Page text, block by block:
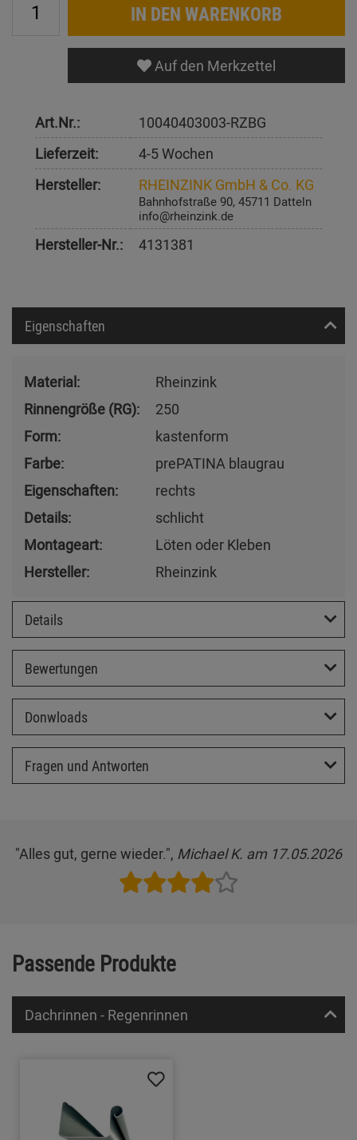
IN DEN WARENKORB
Auf den Merkzettel
Art.Nr.:
10040403003-RZBG
Lieferzeit:
4-5 Wochen
Hersteller:
RHEINZINK GmbH & Co. KG
Bahnhofstraße 90, 45711 Datteln
info@rheinzink.de
Hersteller-Nr.: 4131381
Eigenschaften
Material:
Rheinzink
Rinnengröße (RG):
250
Form:
kastenform
Farbe:
prePATINA blaugrau
Eigenschaften:
rechts
Details:
schlicht
Montageart:
Löten oder Kleben
Hersteller:
Rheinzink
Details
Bewertungen
Donwloads
Fragen und Antworten
"Alles gut, gerne wieder.", Michael K. am 17.05.2026
Passende Produkte
Dachrinnen - Regenrinnen